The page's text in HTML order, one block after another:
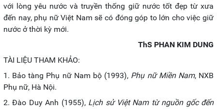
với lòng yêu nước và truyền thống giữ nước tốt đẹp từ xưa
đến nay, phụ nữ Việt Nam sẽ có đóng góp to lớn cho việc giữ
nước ở thời kỳ mới.
ThS PHAN KIM DUNG
TÀI LIỆU THAM KHẢO:
1. Bảo tàng Phụ nữ Nam bộ (1993), Phụ nữ Miền Nam, NXB
Phụ nữ, Hà Nội.
2. Đào Duy Anh (1955), Lịch sử Việt Nam từ nguồn gốc đến